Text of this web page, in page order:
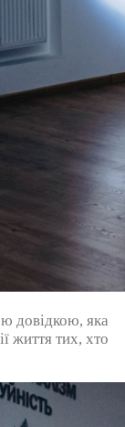
довідкою, яка
життя тих, хто